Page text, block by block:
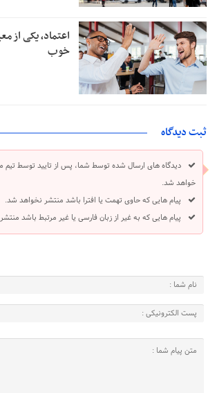
اعتماد، یکی از
خوب
ثبت دیدگاه
دیدگاه های ارسال شده توسط شما، پس از تایید توسط
خواهد شد.
پیام هایی که حاوی تهمت یا افترا باشد منتشر نخواهد شد.
پیام هایی که به غیر از زبان فارسی یا غیر مرتبط باشد